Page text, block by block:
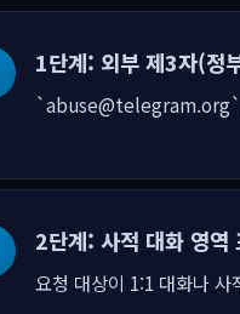
1단계: 외부 제3자(정
`abuse@telegram.org`
2단계: 사적 대화 영역
요청 대상이 1:1 대화나 사